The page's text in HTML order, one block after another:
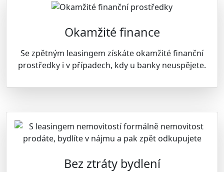
Okamžité finance
Se zpětným leasingem získáte okamžité finanční
prostředky i v případech, kdy u banky neuspějete.
Bez ztráty bydlení